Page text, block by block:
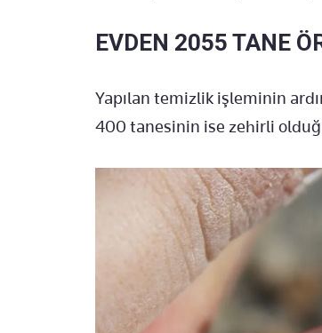
EVDEN 2055 TANE
Yapılan temizlik işleminin
400 tanesinin ise zehirli